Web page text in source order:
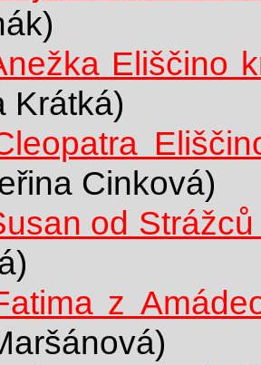
Eliščino
Krátká)
Cinková)
od
z